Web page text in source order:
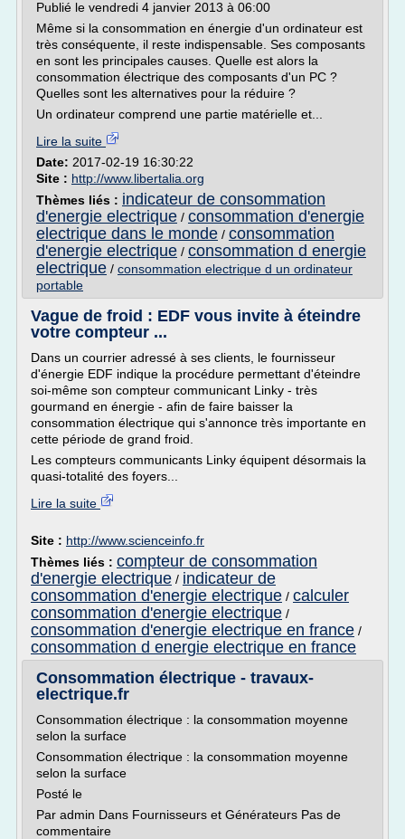
Publié le vendredi 4 janvier 2013 à 06:00
Même si la consommation en énergie d'un ordinateur est
très conséquente, il reste indispensable. Ses composants
en sont les principales causes. Quelle est alors la
consommation électrique des composants d'un PC ?
Quelles sont les alternatives pour la réduire ?
Un ordinateur comprend une partie matérielle et...
Lire la suite
Date: 2017-02-19 16:30:22
Site : http://www.libertalia.org
Thèmes liés : indicateur de consommation
d'energie electrique / consommation d'energie
electrique dans le monde / consommation
d'energie electrique / consommation d energie
electrique / consommation electrique d un ordinateur
portable
Vague de froid : EDF vous invite à éteindre
votre compteur ...
Dans un courrier adressé à ses clients, le fournisseur
d'énergie EDF indique la procédure permettant d'éteindre
soi-même son compteur communicant Linky - très
gourmand en énergie - afin de faire baisser la
consommation électrique qui s'annonce très importante en
cette période de grand froid.
Les compteurs communicants Linky équipent désormais la
quasi-totalité des foyers...
Lire la suite
Site : http://www.scienceinfo.fr
Thèmes liés : compteur de consommation
d'energie electrique / indicateur de
consommation d'energie electrique / calculer
consommation d'energie electrique /
consommation d'energie electrique en france /
consommation d energie electrique en france
Consommation électrique - travaux-
electrique.fr
Consommation électrique : la consommation moyenne
selon la surface
Consommation électrique : la consommation moyenne
selon la surface
Posté le
Par admin Dans Fournisseurs et Générateurs Pas de
commentaire